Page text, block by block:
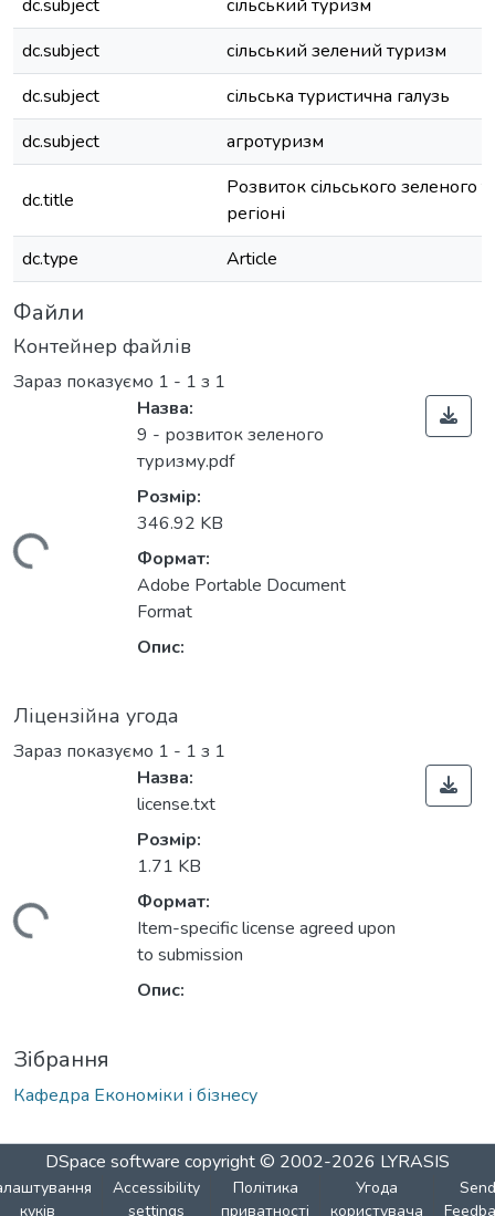
dc.subject
сільський туризм
dc.subject
сільський зелений туризм
dc.subject
сільська туристична галузь
dc.subject
агротуризм
dc.title
Розвиток сільського зеленого
регіоні
dc.type
Article
Файли
Контейнер файлів
Зараз показуємо 1 - 1 з 1
Назва:
9 - розвиток зеленого
туризму.pdf
Розмір:
346.92 KB
Формат:
Adobe Portable Document
Format
Опис:
Ліцензійна угода
Зараз показуємо 1 - 1 з 1
Назва:
license.txt
Розмір:
1.71 KB
Формат:
Item-specific license agreed upon
to submission
Опис:
Зібрання
Кафедра Економіки і бізнесу
DSpace software copyright © 2002-2026 LYRASIS
куків
Accessibility
settings
Політика
приватності
Угода
користувача
Send